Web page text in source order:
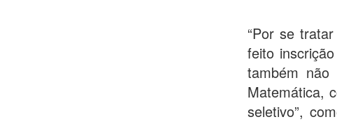
“Por se
feito
também
Matemática,
seletivo”,